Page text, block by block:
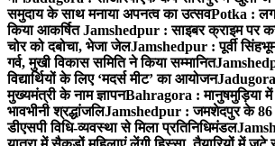
समुदाय के साथ मनाया अपनत्व का उत्सवPotka :
किया आकर्षितJamshedpur : साइबर क्राइम पर
चोर को दबोचा, भेजा जेलJamshedpur : पूर्वी
गर्व, मुखी विकास समिति ने किया सम्मानित
विद्यार्थियों के लिए ‘मदर्स मीट’ का आयोजनJadugora
मुख्यमंत्री के नाम ज्ञापनBahragora : मानुषमुड़िया
भावभीनी श्रद्धांजलिJamshedpur : जमशेदपुर के 86
डीएसपी विधि-व्यवस्था से मिला प्रतिनिधिमंडल